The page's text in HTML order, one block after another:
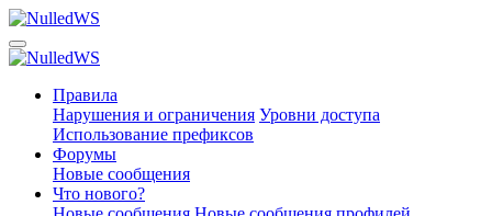
Правила
Нарушения и ограничения Уровни доступа
Использование префиксов
Форумы
Новые сообщения
Что нового?